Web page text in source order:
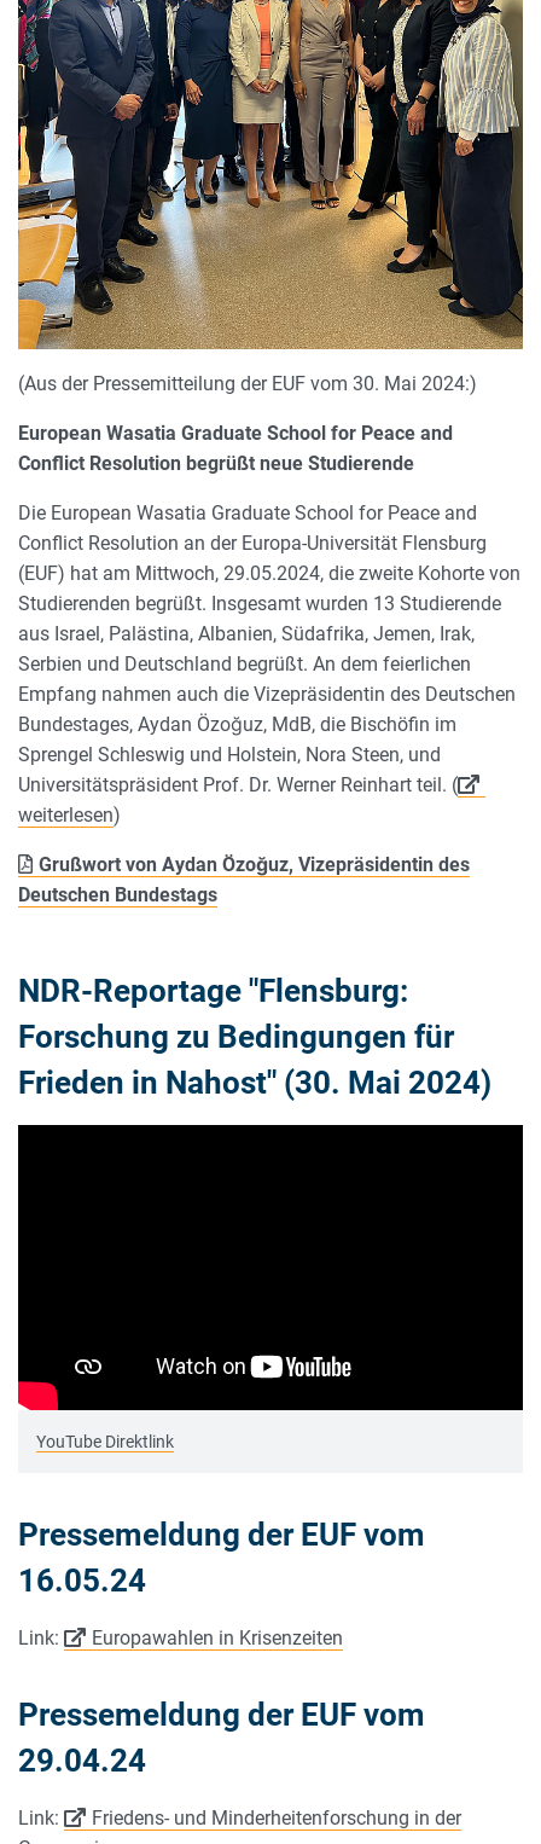
(Aus der Pressemitteilung der EUF vom 30. Mai 2024:)
European Wasatia Graduate School for Peace and
Conflict Resolution begrüßt neue Studierende
Die European Wasatia Graduate School for Peace and
Conflict Resolution an der Europa-Universität Flensburg
(EUF) hat am Mittwoch, 29.05.2024, die zweite Kohorte von
Studierenden begrüßt. Insgesamt wurden 13 Studierende
aus Israel, Palästina, Albanien, Südafrika, Jemen, Irak,
Serbien und Deutschland begrüßt. An dem feierlichen
Empfang nahmen auch die Vizepräsidentin des Deutschen
Bundestages, Aydan Özoğuz, MdB, die Bischöfin im
Sprengel Schleswig und Holstein, Nora Steen, und
Universitätspräsident Prof. Dr. Werner Reinhart teil. (
weiterlesen)
Grußwort von Aydan Özoğuz, Vizepräsidentin des
Deutschen Bundestags
NDR-Reportage "Flensburg:
Forschung zu Bedingungen für
Frieden in Nahost" (30. Mai 2024)
YouTube Direktlink
Pressemeldung der EUF vom
16.05.24
Link: Europawahlen in Krisenzeiten
Pressemeldung der EUF vom
29.04.24
Link:
Friedens- und Minderheitenforschung in der